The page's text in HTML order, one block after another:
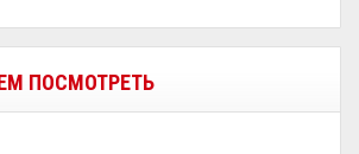
ПОСМОТРЕТЬ